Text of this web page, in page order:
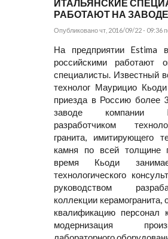
ИТАЛЬЯНСКИЕ
РАБОТАЮТ НА ЗАВОДЕ
Опубликовано чт, 2016/09/22 - 09:36
На предприятии Estima
российскими работают
специалисты. Известный
технолог Маурицио
приезда в Россию более
заводе компании
разработчиком
гранита, имитирующего
камня по всей толщине
время Кьоди
технологического
руководством
коллекции
квалификацию персонал
модернизация